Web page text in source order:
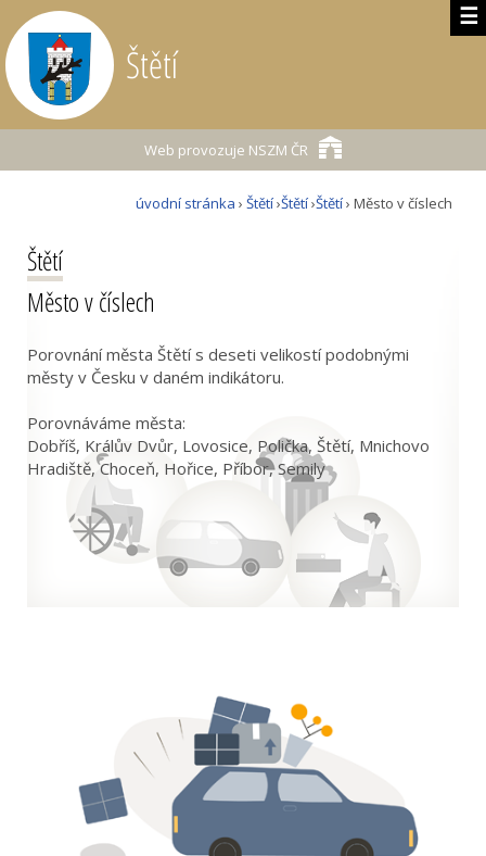
☰
Štětí
Web provozuje NSZM ČR
úvodní stránka › Štětí›Štětí›Štětí› Město v číslech
Štětí
Město v číslech
Porovnání města Štětí s deseti velikostí podobnými
městy v Česku v daném indikátoru.
Porovnáváme města:
Dobříš, Králův Dvůr, Lovosice, Polička, Štětí, Mnichovo
Hradiště, Choceň, Hořice, Příbor, Semily